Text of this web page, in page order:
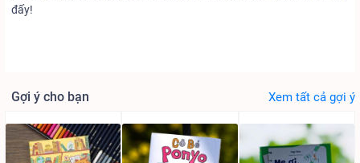
đấy!
Gợi ý cho bạn Xem tất cả gợi ý